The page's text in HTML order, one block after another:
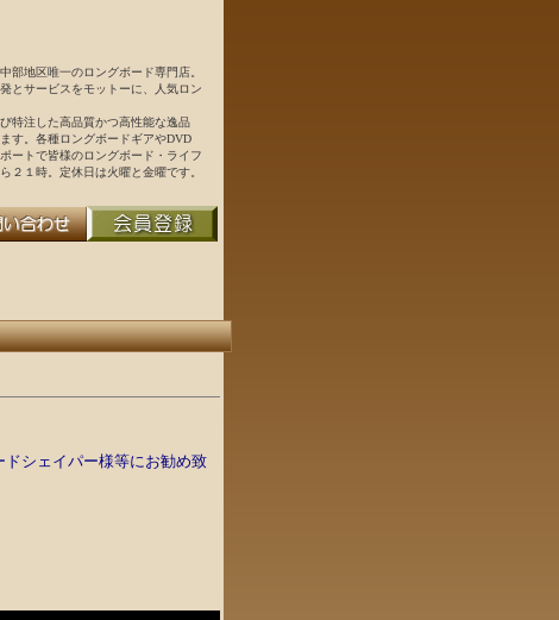
部地区唯一のロングボード専門店。
とサービスをモットーに、人気ロン
特注した高品質かつ高性能な逸品
す。各種ロングボードギアやDVD
ートで皆様のロングボード・ライフ
２１時。定休日は火曜と金曜です。
シェイパー様等にお勧め致